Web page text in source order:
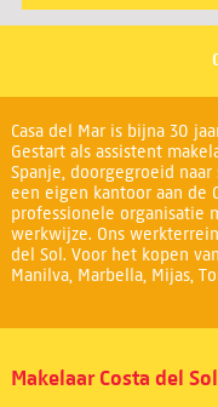
Casa del Mar is bijna 30
Gestart als assistent
Spanje, doorgegroeid
een eigen kantoor aan de
professionele organisatie
werkwijze. Ons
del Sol. Voor het kopen
Manilva, Marbella, Mijas,
Makelaar Costa del Sol